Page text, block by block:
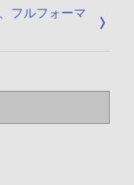
フルフォーマ